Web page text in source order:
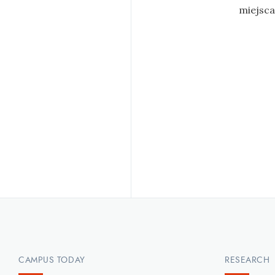
CAMPUS TODAY RESEARCH